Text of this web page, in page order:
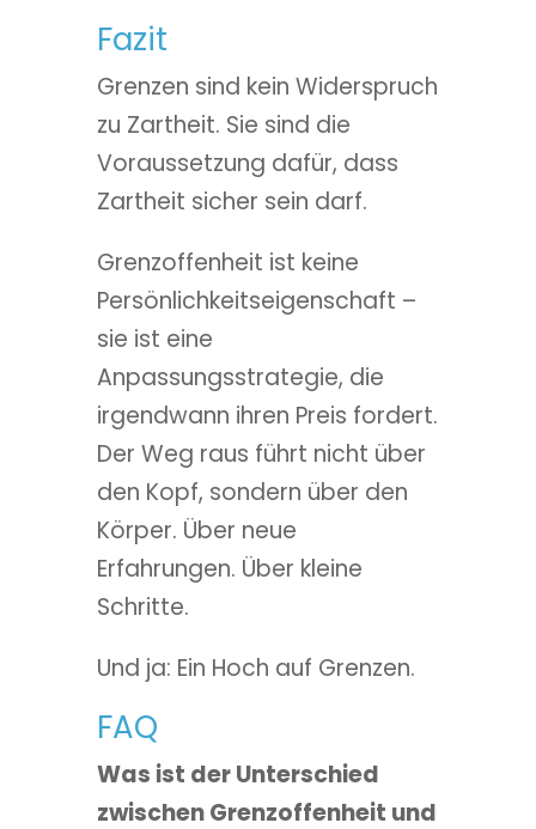
Fazit
Grenzen sind kein Widerspruch
zu Zartheit. Sie sind die
Voraussetzung dafür, dass
Zartheit sicher sein darf.
Grenzoffenheit ist keine
Persönlichkeitseigenschaft –
sie ist eine
Anpassungsstrategie, die
irgendwann ihren Preis fordert.
Der Weg raus führt nicht über
den Kopf, sondern über den
Körper. Über neue
Erfahrungen. Über kleine
Schritte.
Und ja: Ein Hoch auf Grenzen.
FAQ
Was ist der Unterschied
zwischen Grenzoffenheit und